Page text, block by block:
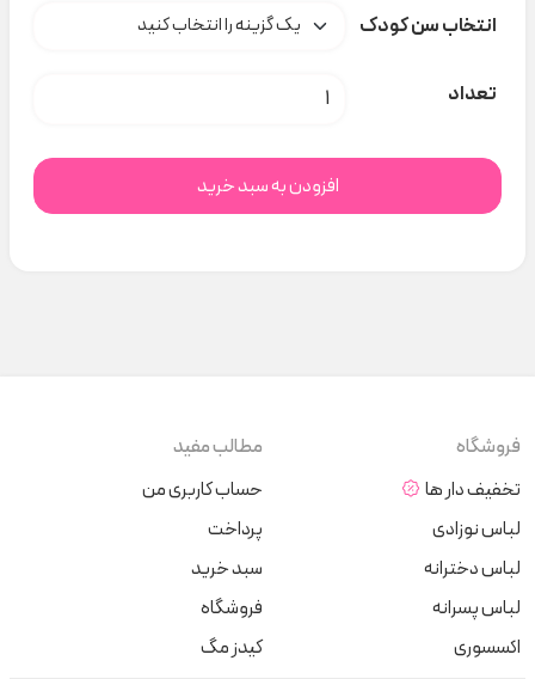
انتخاب سن کودک
تعداد بیلر و بادی راه راه یقه دار کد H000696 عدد
افزودن به سبد خرید
فروشگاه
تخفیف دار ها
لباس نوزادی
لباس دخترانه
لباس پسرانه
اکسسوری
مطالب مفید
حساب کاربری من
پرداخت
سبد خرید
فروشگاه
کیدز مگ